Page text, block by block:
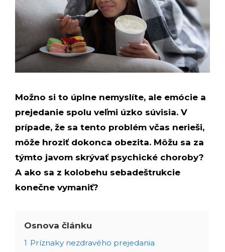
Možno si to úplne nemyslíte, ale emócie a
prejedanie spolu veľmi úzko súvisia. V
prípade, že sa tento problém včas nerieši,
môže hroziť dokonca obezita. Môžu sa za
týmto javom skrývať psychické choroby?
A ako sa z kolobehu sebadeštrukcie
konečne vymaniť?
Osnova článku
1 Príznaky nezdravého prejedania